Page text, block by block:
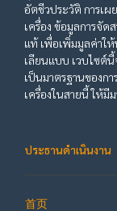
อัตชีวประวัติ การเ
เครื่อง ข้อมูลการจัด
แท้ เพื่อเพิ่มมูลค่าใ
เลียนแบบ เวบไซต์
เป็นมาตรฐานของก
เครื่องในสายนี้ ให้มี
ประธานดำเนินงาน
首页